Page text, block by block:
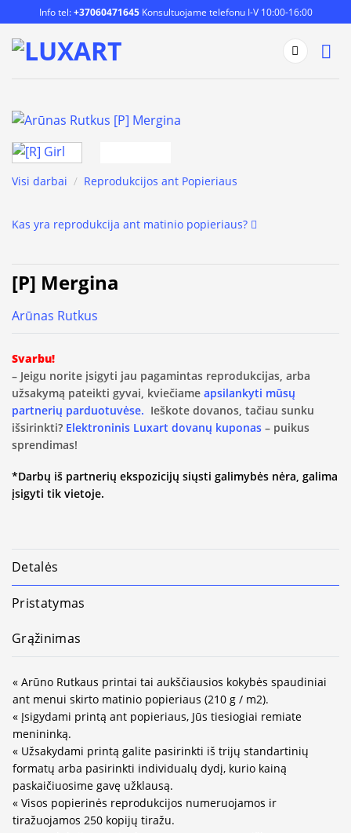
to
content
Info tel:+37060471645Konsultuojame telefonu I-V 10:00-16:00
Visi darbai / Reprodukcijos ant Popieriaus
Kas yra reprodukcija ant matinio popieriaus?
[P] Mergina
Arūnas Rutkus
Svarbu!
– Jeigu norite įsigyti jau pagamintas reprodukcijas, arba
užsakymą pateikti gyvai, kviečiame apsilankyti mūsų
partnerių parduotuvėse. Ieškote dovanos, tačiau sunku
išsirinkti? Elektroninis Luxart dovanų kuponas – puikus
sprendimas!
*Darbų iš partnerių ekspozicijų siųsti galimybės nėra, galima
įsigyti tik vietoje.
Detalės
Pristatymas
Grąžinimas
« Arūno Rutkaus printai tai aukščiausios kokybės spaudiniai
ant menui skirto matinio popieriaus (210 g / m2).
« Įsigydami printą ant popieriaus, Jūs tiesiogiai remiate
menininką.
« Užsakydami printą galite pasirinkti iš trijų standartinių
formatų arba pasirinkti individualų dydį, kurio kainą
paskaičiuosime gavę užklausą.
« Visos popierinės reprodukcijos numeruojamos ir
tiražuojamos 250 kopijų tiražu.